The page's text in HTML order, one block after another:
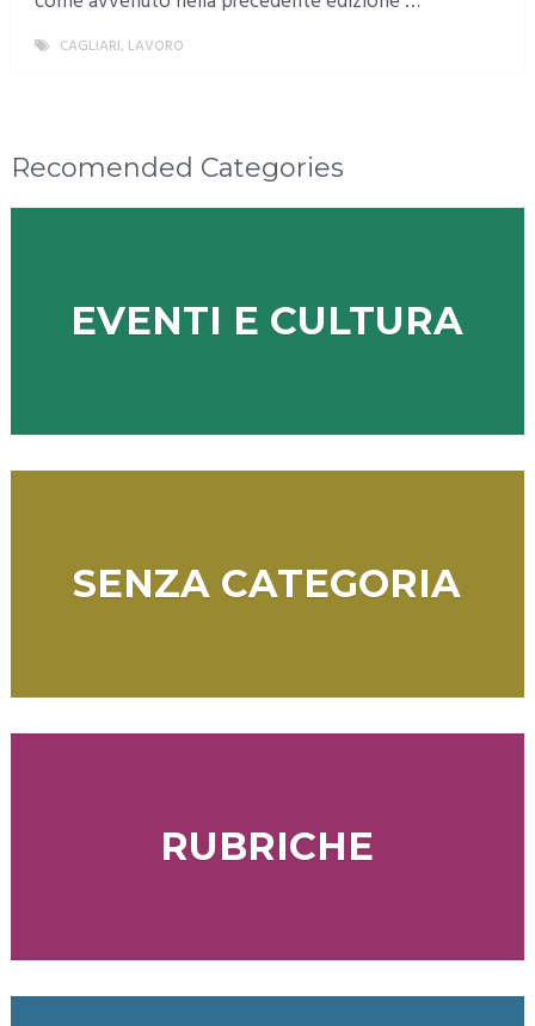
CAGLIARI, LAVORO
Recomended Categories
EVENTI E CULTURA
SENZA CATEGORIA
RUBRICHE